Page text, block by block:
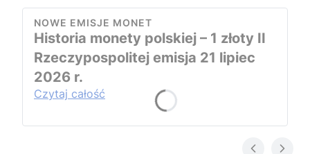
NOWE EMISJE MONET
Historia monety polskiej – 1 złoty II
Rzeczypospolitej emisja 21 lipiec
2026 r.
Czytaj całość